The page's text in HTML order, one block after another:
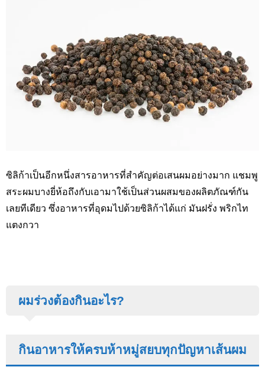
ซิลิก้าเป็นอีกหนึ่งสารอาหารที่สำคัญต่อเสนผมอย่างมาก แชมพู
สระผมบางยี่ห้อถึงกับเอามาใช้เป็นส่วนผสมของผลิตภัณฑ์กัน
เลยทีเดียว ซึ่งอาหารที่อุดมไปด้วยซิลิก้าได้แก่ มันฝรั่ง พริกไท
แตงกวา
ผมร่วงต้องกินอะไร?
กินอาหารให้ครบห้าหมู่สยบทุกปัญหาเส้นผม